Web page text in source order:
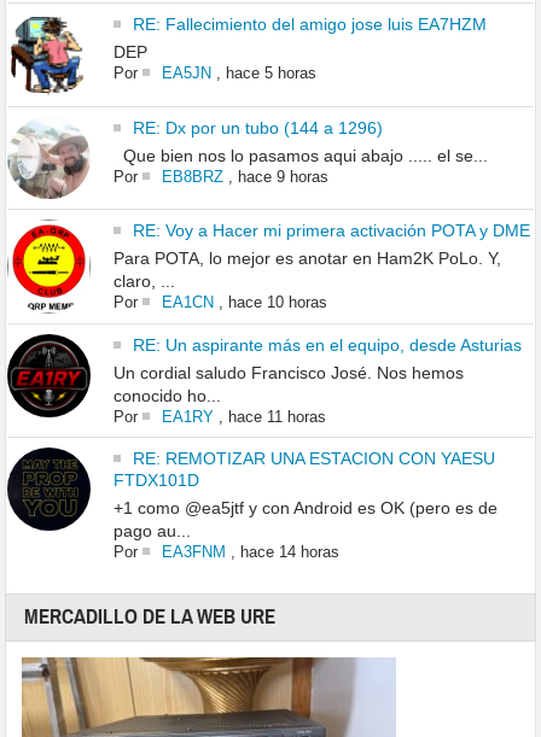
RE: Fallecimiento del amigo jose luis EA7HZM
DEP
Por EA5JN, hace 5 horas
RE: Dx por un tubo (144 a 1296)
Que bien nos lo pasamos aqui abajo ..... el se...
Por EB8BRZ, hace 9 horas
RE: Voy a Hacer mi primera activación POTA y DME
Para POTA, lo mejor es anotar en Ham2K PoLo. Y,
claro, ...
Por EA1CN , hace 10 horas
RE: Un aspirante más en el equipo, desde Asturias
Un cordial saludo Francisco José. Nos hemos
conocido ho...
Por EA1RY, hace 11 horas
RE: REMOTIZAR UNA ESTACION CON YAESU
FTDX101D
+1 como @ea5jtf y con Android es OK (pero es de
pago au...
Por EA3FNM , hace 14 horas
MERCADILLO DE LA WEB URE